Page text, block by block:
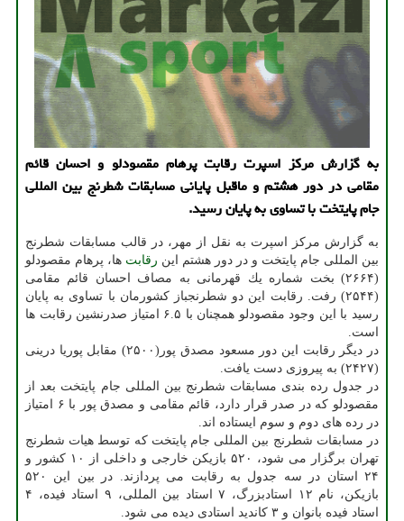
به گزارش مركز اسپرت رقابت پرهام مقصودلو و احسان قائم
مقامی در دور هشتم و ماقبل پایانی مسابقات شطرنج بین المللی
جام پایتخت با تساوی به پایان رسید.
به گزارش مركز اسپرت به نقل از مهر، در قالب مسابقات شطرنج
بین المللی جام پایتخت و در دور هشتم این رقابت ها، پرهام مقصودلو
(۲۶۶۴) بخت شماره یك قهرمانی به مصاف احسان قائم مقامی
(۲۵۴۴) رفت. رقابت این دو شطرنجباز كشورمان با تساوی به پایان
رسید با این وجود مقصودلو همچنان با ۶.۵ امتیاز صدرنشین رقابت ها
است.
در دیگر رقابت این دور مسعود مصدق پور(۲۵۰۰) مقابل پوریا درینی
(۲۴۲۷) به پیروزی دست یافت.
در جدول رده بندی مسابقات شطرنج بین المللی جام پایتخت بعد از
مقصودلو كه در صدر قرار دارد، قائم مقامی و مصدق پور با ۶ امتیاز
در رده های دوم و سوم ایستاده اند.
در مسابقات شطرنج بین المللی جام پایتخت كه توسط هیات شطرنج
تهران برگزار می شود، ۵۲۰ بازیكن خارجی و داخلی از ۱۰ كشور و
۲۴ استان در سه جدول به رقابت می پردازند. در بین این ۵۲۰
بازیكن، نام ۱۲ استادبزرگ، ۷ استاد بین المللی، ۹ استاد فیده، ۴
استاد فیده بانوان و ۳ كاندید استادی دیده می شود.